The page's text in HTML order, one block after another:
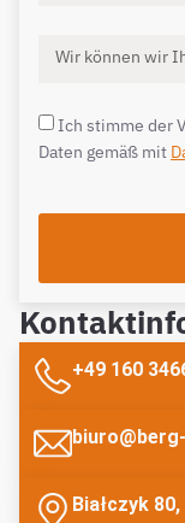
Ich stimme der
Daten gemäß mit
+49 160
Białczyk